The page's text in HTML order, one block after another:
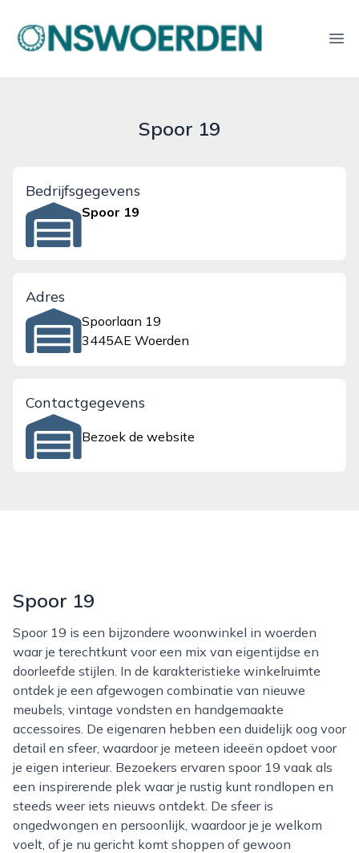
onswoerden.nl
Spoor 19
Bedrijfsgegevens
Spoor 19
Adres
Spoorlaan 19
3445AE Woerden
Contactgegevens
Bezoek de website
Spoor 19
Spoor 19 is een bijzondere woonwinkel in woerden
waar je terechtkunt voor een mix van eigentijdse en
doorleefde stijlen. In de karakteristieke winkelruimte
ontdek je een afgewogen combinatie van nieuwe
meubels, vintage vondsten en handgemaakte
accessoires. De eigenaren hebben een duidelijk oog voor
detail en sfeer, waardoor je meteen ideeën opdoet voor
je eigen interieur. Bezoekers ervaren spoor 19 vaak als
een inspirerende plek waar je rustig kunt rondlopen en
steeds weer iets nieuws ontdekt. De sfeer is
ongedwongen en persoonlijk, waardoor je je welkom
voelt, of je nu gericht komt shoppen of gewoon